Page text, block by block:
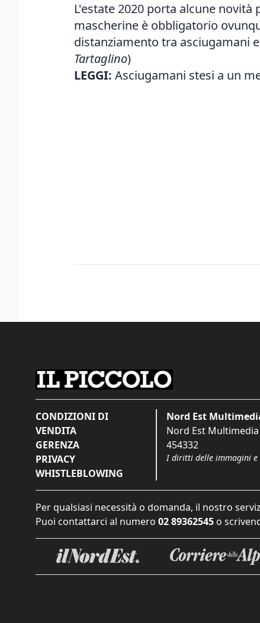
L'estate 2020 porta alcune
mascherine è obbligatorio
distanziamento tra asciugamani
Tartaglino)
LEGGI: Asciugamani stesi a un
CONDIZIONI DI
VENDITA
GERENZA
PRIVACY
WHISTLEBLOWING
Nord Est
Nord Est Multimedia
454332
I diritti delle immagini e
Per qualsiasi necessità o domanda, il nostro
Puoi contattarci al numero 02 89362545 o